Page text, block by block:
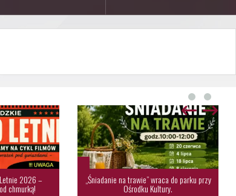
2026 –
chmurką!
„Śniadanie na trawie” wraca do parku przy
Ośrodku Kultury.